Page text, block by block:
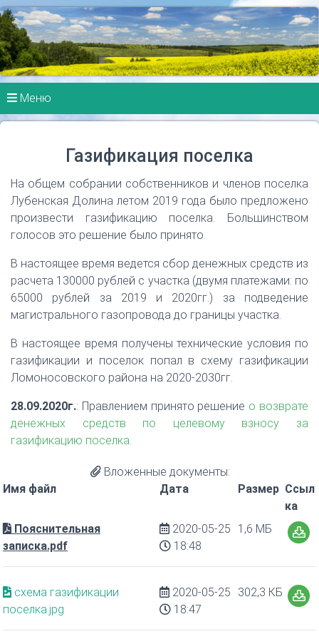
Меню
Газификация поселка
На общем собрании собственников и членов поселка
Лубенская Долина летом 2019 года было предложено
произвести газификацию поселка. Большинством
голосов это решение было принято.
В настоящее время ведется сбор денежных средств из
расчета 130000 рублей с участка (двумя платежами: по
65000 рублей за 2019 и 2020гг.) за подведение
магистрального газопровода до границы участка.
В настоящее время получены технические условия по
газификации и поселок попал в схему газификации
Ломоносовского района на 2020-2030гг.
28.09.2020г.: Правлением принято решение о возврате
денежных средств по целевому взносу за
газификацию поселка
Вложенные документы:
Имя файл
Дата Размер Ссыл
ка
Пояснительная
записка.pdf
2020-05-25
18:48
1,6 МБ
схема газификации
поселка.jpg
2020-05-25
18:47
302,3 КБ